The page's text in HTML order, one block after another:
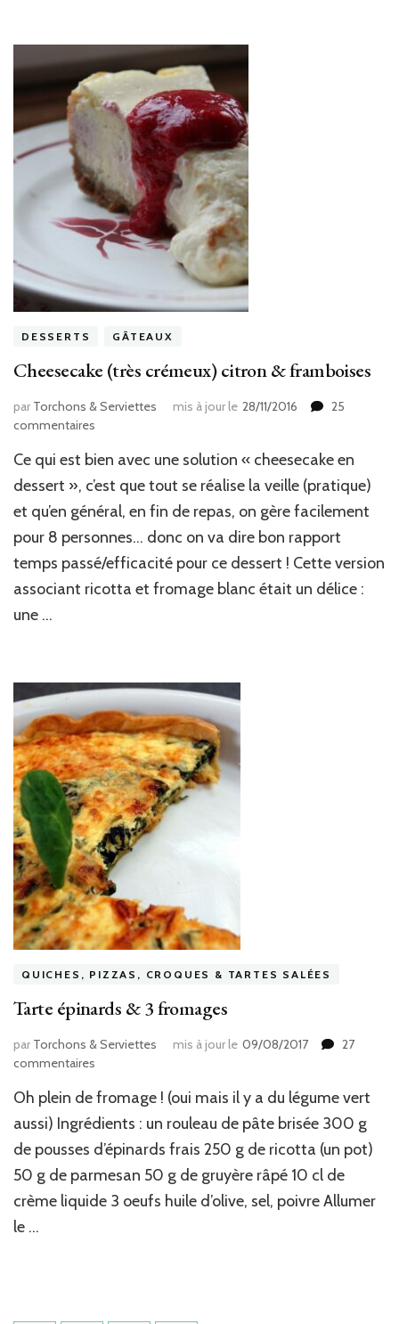
DESSERTS GÂTEAUX
Cheesecake (très crémeux) citron & framboises
par Torchons & Serviettes mis à jour le 28/11/2016
25
commentaires
(très
crémeux)
&
framboises
Ce qui est bien avec une solution « cheesecake en
dessert », c’est que tout se réalise la veille (pratique)
et qu’en général, en fin de repas, on gère facilement
pour 8 personnes… donc on va dire bon rapport
temps passé/efficacité pour ce dessert ! Cette version
associant ricotta et fromage blanc était un délice :
une …
QUICHES, PIZZAS, CROQUES & TARTES SALÉES
Tarte épinards & 3 fromages
par Torchons & Serviettes mis à jour le 09/08/2017
27
commentaires
épinards
&
fromages
Oh plein de fromage ! (oui mais il y a du légume vert
aussi) Ingrédients : un rouleau de pâte brisée 300 g
de pousses d’épinards frais 250 g de ricotta (un pot)
50 g de parmesan 50 g de gruyère râpé 10 cl de
crème liquide 3 oeufs huile d’olive, sel, poivre Allumer
le …